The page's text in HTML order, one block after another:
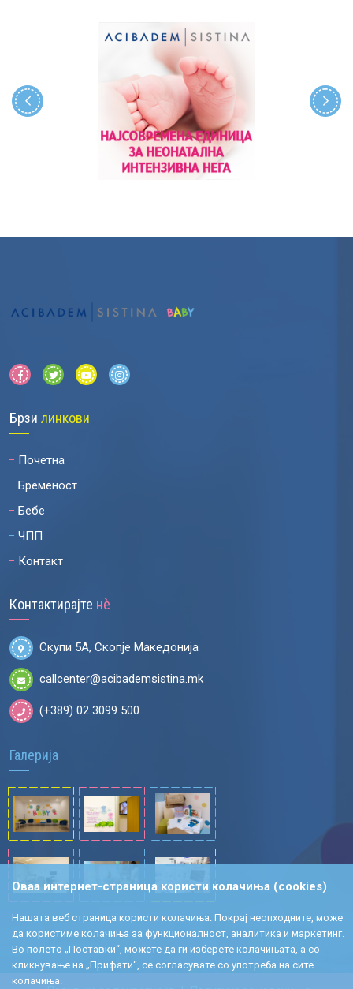
Брзи линкови
Почетна
Бременост
Бебе
ЧПП
Контакт
Контактирајте нѐ
Скупи 5А, Скопје Македонија
callcenter@acibademsistina.mk
(+389) 02 3099 500
Галерија
Оваа интернет-страница користи колачиња (cookies)
Нашата веб страница користи колачиња. Покрај неопходните, може
да користиме колачиња за функционалност, аналитика и маркетинг.
Во полето „Поставки“, можете да ги изберете колачињата, а со
кликнување на „Прифати“, се согласувате со употреба на сите
колачиња.